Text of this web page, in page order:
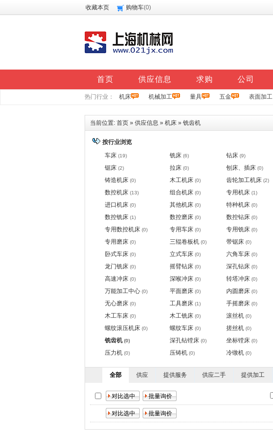
收藏本页 购物车(0)
首页 供应信息 求购 公司
热门行业： 机床 机械加工 量具 五金 表面加工
当前位置: 首页 » 供应信息 » 机床 » 铣齿机
按行业浏览
车床 (19) 铣床 (6) 钻床 (9)
锯床 (2) 拉床 (0) 刨床、插床 (0)
铸造机床 (0) 木工机床 (0) 齿轮加工机床 (2)
数控机床 (13) 组合机床 (0) 专用机床 (1)
进口机床 (0) 其他机床 (0) 特种机床 (0)
数控铣床 (1) 数控磨床 (0) 数控钻床 (0)
专用数控机床 (0) 专用车床 (0) 专用铣床 (0)
专用磨床 (0) 三辊卷板机 (0) 带锯床 (0)
卧式车床 (0) 立式车床 (0) 六角车床 (0)
龙门铣床 (0) 摇臂钻床 (0) 深孔钻床 (0)
高速冲床 (0) 深喉冲床 (0) 转塔冲床 (0)
万能加工中心 (0) 平面磨床 (0) 内圆磨床 (0)
无心磨床 (0) 工具磨床 (1) 手摇磨床 (0)
木工车床 (0) 木工铣床 (0) 滚丝机 (0)
螺纹滚压机床 (0) 螺纹车床 (0) 搓丝机 (0)
铣齿机 (0) 深孔钻镗床 (0) 坐标镗床 (0)
压力机 (0) 压铸机 (0) 冷镦机 (0)
全部 供应 提供服务 供应二手 提供加工